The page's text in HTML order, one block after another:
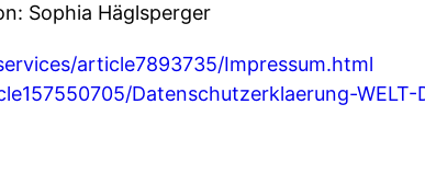
Sophia Häglsperger
article7893735/Impressum.html
Datenschutzerklaerung-WELT-